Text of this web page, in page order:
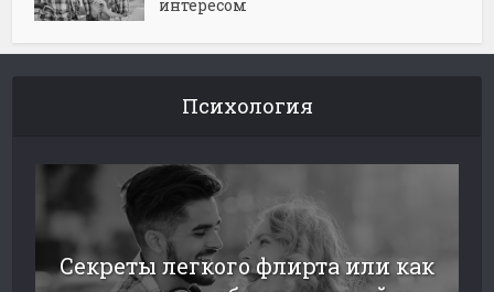
интересом
Психология
Секреты легкого флирта или как